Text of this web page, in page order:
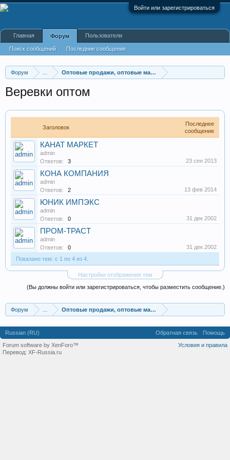
Войти или зарегистрироваться
Форум Оптовые продажи, оптовые магазины
Веревки оптом
Заголовок
Последнее
сообщение
КАНАТ МАРКЕТ
admin
Ответов:
3 23 сен 2013
КОНА КОМПАНИЯ
admin
Ответов:
2 13 фев 2014
ЮНИК ИМПЭКС
admin
Ответов:
0 31 дек 2002
ПРОМ-ТРАСТ
admin
Ответов:
0
31 дек 2002
Показано тем: с 1 по 4 из 4.
Настройки отображения тем
(Вы должны войти или зарегистрироваться, чтобы разместить сообщение.)
Форум Оптовые продажи, оптовые магазины
Главная Форум
Поиск сообщений Последние сообщения
Пользователи
Russian (RU) Обратная связь
Помощь
Условия и правила
Forum software by XenForo™
Перевод: XF-Russia.ru